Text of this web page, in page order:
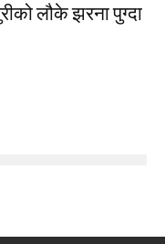
लौके झरना पुग्दा